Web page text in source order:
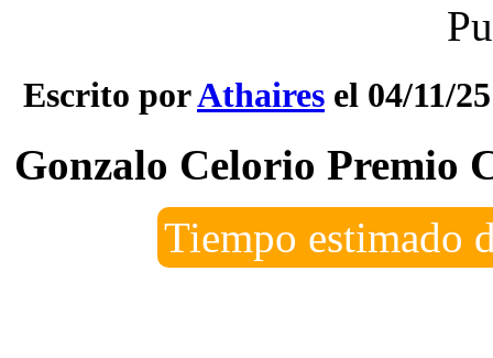
Escrito porAthaires el 04/11/25
Gonzalo Celorio Premio
Tiempo estimado